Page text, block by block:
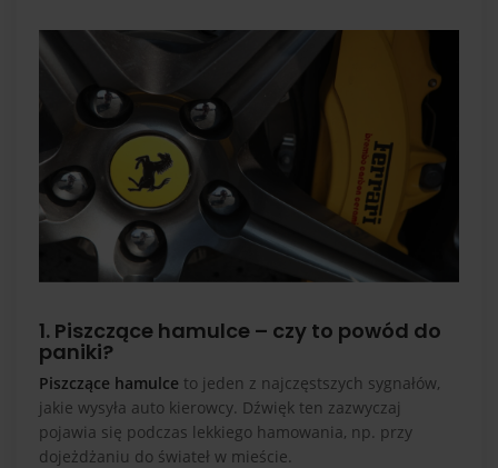
1. Piszczące hamulce – czy to powód do
paniki?
Piszczące hamulce to jeden z najczęstszych sygnałów,
jakie wysyła auto kierowcy. Dźwięk ten zazwyczaj
pojawia się podczas lekkiego hamowania, np. przy
dojeżdżaniu do świateł w mieście.